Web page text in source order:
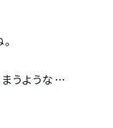
うような…